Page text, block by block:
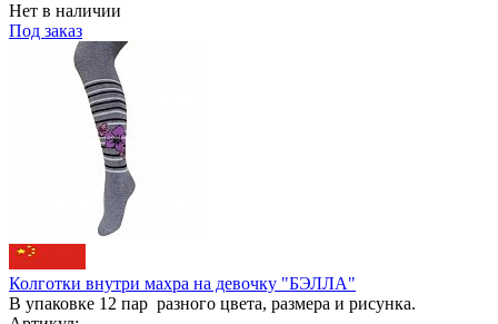
Нет в наличии
Под заказ
Колготки внутри махра на девочку "БЭЛЛА"
В упаковке 12 пар разного цвета, размера и рисунка.